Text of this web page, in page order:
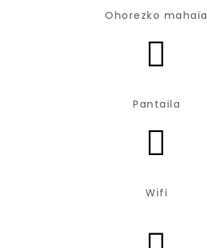
Ohorezko mahaia
Pantaila
Wifi